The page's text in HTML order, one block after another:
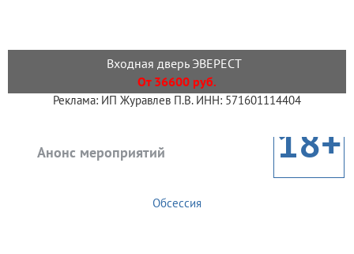
Входная дверь ЭВЕРЕСТ
От 36600 руб.
Реклама: ИП Журавлев П.В. ИНН: 571601114404
Анонс мероприятий 18+
Обсессия